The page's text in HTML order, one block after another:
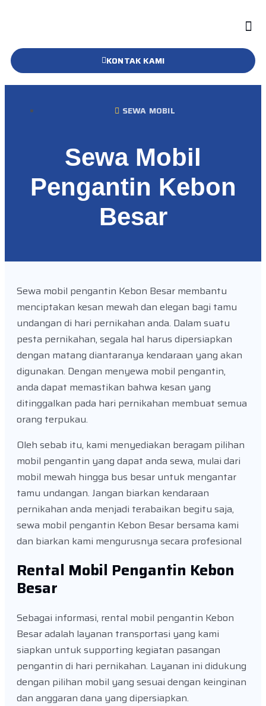
KONTAK KAMI
SEWA MOBIL
Sewa Mobil
Pengantin Kebon
Besar
Sewa mobil pengantin Kebon Besar membantu
menciptakan kesan mewah dan elegan bagi tamu
undangan di hari pernikahan anda. Dalam suatu
pesta pernikahan, segala hal harus dipersiapkan
dengan matang diantaranya kendaraan yang akan
digunakan. Dengan menyewa mobil pengantin,
anda dapat memastikan bahwa kesan yang
ditinggalkan pada hari pernikahan membuat semua
orang terpukau.
Oleh sebab itu, kami menyediakan beragam pilihan
mobil pengantin yang dapat anda sewa, mulai dari
mobil mewah hingga bus besar untuk mengantar
tamu undangan. Jangan biarkan kendaraan
pernikahan anda menjadi terabaikan begitu saja,
sewa mobil pengantin Kebon Besar bersama kami
dan biarkan kami mengurusnya secara profesional
Rental Mobil Pengantin Kebon
Besar
Sebagai informasi, rental mobil pengantin Kebon
Besar adalah layanan transportasi yang kami
siapkan untuk supporting kegiatan pasangan
pengantin di hari pernikahan. Layanan ini didukung
dengan pilihan mobil yang sesuai dengan keinginan
dan anggaran dana yang dipersiapkan.